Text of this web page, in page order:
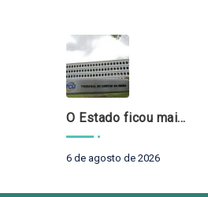
O Estado ficou mais complexo. O controle precisa acompanhar
6 de agosto de 2026